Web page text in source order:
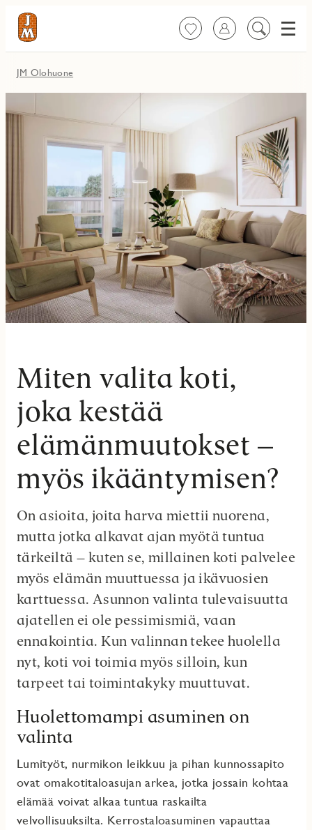
SuosikitKirjaudu sisään
Etsi
JM Olohuone
Miten valita koti,
joka kestää
elämänmuutokset –
myös ikääntymisen?
On asioita, joita harva miettii nuorena,
mutta jotka alkavat ajan myötä tuntua
tärkeiltä – kuten se, millainen koti palvelee
myös elämän muuttuessa ja ikävuosien
karttuessa. Asunnon valinta tulevaisuutta
ajatellen ei ole pessimismiä, vaan
ennakointia. Kun valinnan tekee huolella
nyt, koti voi toimia myös silloin, kun
tarpeet tai toimintakyky muuttuvat.
Huolettomampi asuminen on
valinta
Lumityöt, nurmikon leikkuu ja pihan kunnossapito
ovat omakotitaloasujan arkea, jotka jossain kohtaa
elämää voivat alkaa tuntua raskailta
velvollisuuksilta. Kerrostaloasuminen vapauttaa